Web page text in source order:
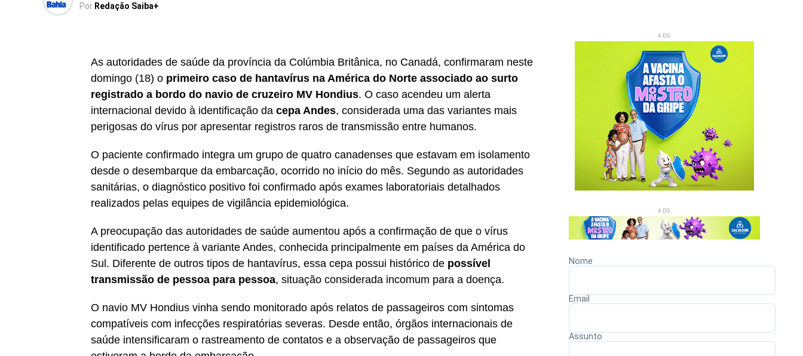
Por Redação Saiba+
As autoridades de saúde da província da Colúmbia Britânica, no Canadá, confirmaram neste
domingo (18) o primeiro caso de hantavírus na América do Norte associado ao surto
registrado a bordo do navio de cruzeiro MV Hondius. O caso acendeu um alerta
internacional devido à identificação da cepa Andes, considerada uma das variantes mais
perigosas do vírus por apresentar registros raros de transmissão entre humanos.
O paciente confirmado integra um grupo de quatro canadenses que estavam em isolamento
desde o desembarque da embarcação, ocorrido no início do mês. Segundo as autoridades
sanitárias, o diagnóstico positivo foi confirmado após exames laboratoriais detalhados
realizados pelas equipes de vigilância epidemiológica.
A preocupação das autoridades de saúde aumentou após a confirmação de que o vírus
identificado pertence à variante Andes, conhecida principalmente em países da América do
Sul. Diferente de outros tipos de hantavírus, essa cepa possui histórico de possível
transmissão de pessoa para pessoa, situação considerada incomum para a doença.
O navio MV Hondius vinha sendo monitorado após relatos de passageiros com sintomas
compatíveis com infecções respiratórias severas. Desde então, órgãos internacionais de
saúde intensificaram o rastreamento de contatos e a observação de passageiros que
ADS
ADS
Nome
Email
Assunto